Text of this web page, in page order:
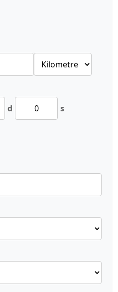
d s